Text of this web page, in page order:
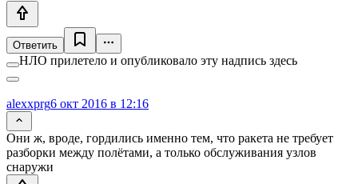
Ответить
НЛО прилетело и опубликовало эту надпись здесь
alexxprg6 окт 2016 в 12:16
Они ж, вроде, гордились именно тем, что ракета не требует
разборки между полётами, а только обслуживания узлов
снаружи